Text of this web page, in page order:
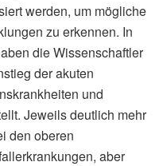
werden, um mögliche
zu erkennen. In
die Wissenschaftler
derakuten
und
Jeweils deutlich mehr
den oberen
aber